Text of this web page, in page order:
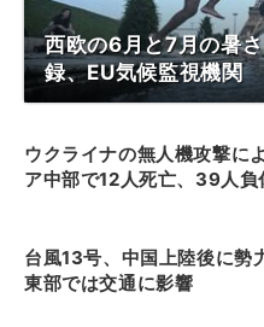
西欧の6月と7月の暑
録、EU気候監視機関
ウクライナの無人機攻撃に
ア中部で12人死亡、39人負
台風13号、中国上陸後に勢
東部では交通に影響